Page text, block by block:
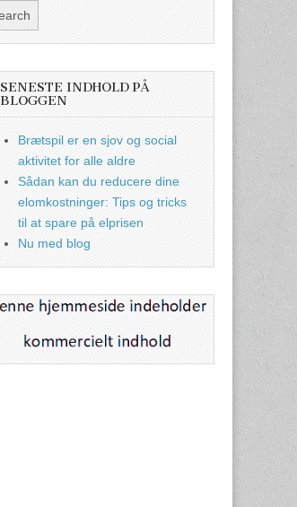
SENESTE INDHOLD PÅ
BLOGGEN
Brætspil er en sjov og social
aktivitet for alle aldre
Sådan kan du reducere dine
elomkostninger: Tips og tricks
til at spare på elprisen
Nu med blog